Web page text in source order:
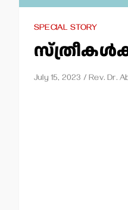
SPECIAL STORY
July 15, 2023 Rev. Dr.